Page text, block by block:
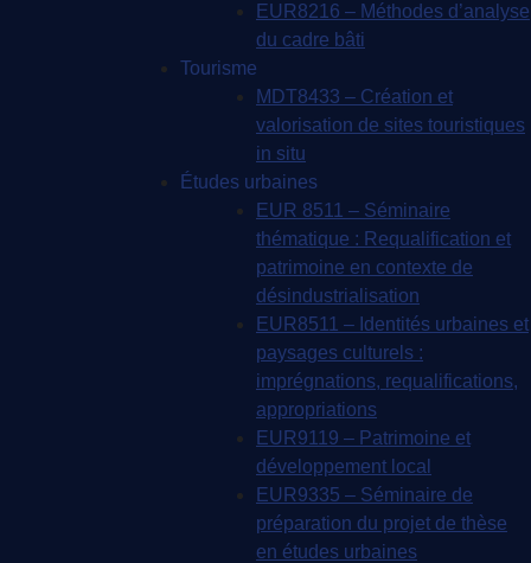
EUR8216 – Méthodes d’analyse
du cadre bâti
Tourisme
MDT8433 – Création et
valorisation de sites touristiques
in situ
Études urbaines
EUR 8511 – Séminaire
thématique : Requalification et
patrimoine en contexte de
désindustrialisation
EUR8511 – Identités urbaines et
paysages culturels :
imprégnations, requalifications,
appropriations
EUR9119 – Patrimoine et
développement local
EUR9335 – Séminaire de
préparation du projet de thèse
en études urbaines